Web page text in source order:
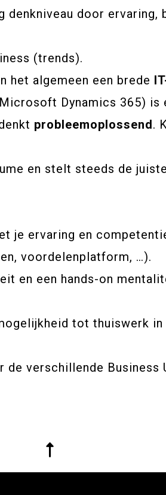
denkniveau door
(trends).
het algemeen een brede
Dynamics 365) is
probleemoplossend.
en stelt steeds de
je ervaring en
voordelenplatform, …).
en een hands-on
tot thuiswerk
verschillende